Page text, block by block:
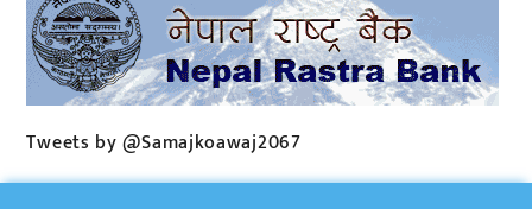
Tweets by @Samajkoawaj2067